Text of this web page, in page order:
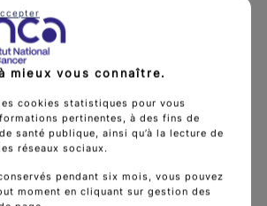
en cancérologie de l’État.
arrow_forward
mieux vous connaître.
cookies statistiques pour vous
pertinentes, à des fins de
santé publique, ainsi qu’à la lecture de
réseaux sociaux.
pendant six mois, vous pouvez
moment en cliquant sur gestion des